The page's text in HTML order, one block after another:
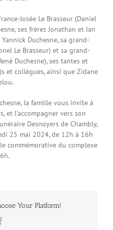
Josée Le Brasseur (Daniel
ses frères Jonathan et Ian
Duchesne, sa grand-
Le Brasseur) et sa grand-
Duchesne), ses tantes et
et collègues, ainsi que Zidane
la famille vous invite à
et l’accompagner vers son
Desnoyers de Chambly,
25 mai 2024, de 12h à 16h
commémorative du complexe
Your Platform!